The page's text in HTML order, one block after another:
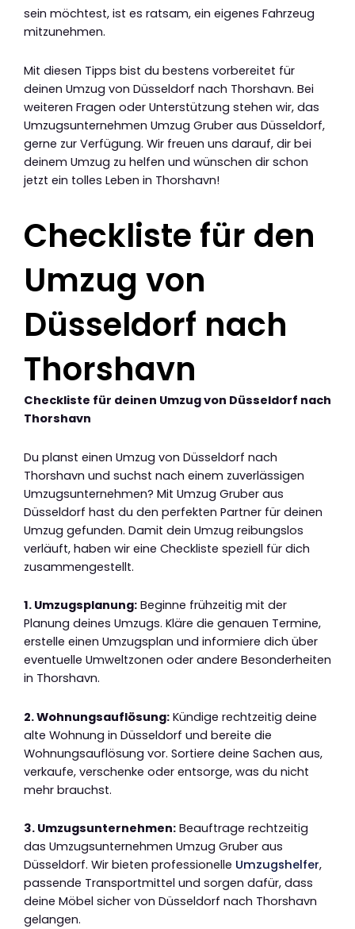
sein möchtest, ist es ratsam, ein eigenes Fahrzeug
mitzunehmen.
Mit diesen Tipps bist du bestens vorbereitet für
deinen Umzug von Düsseldorf nach Thorshavn. Bei
weiteren Fragen oder Unterstützung stehen wir, das
Umzugsunternehmen Umzug Gruber aus Düsseldorf,
gerne zur Verfügung. Wir freuen uns darauf, dir bei
deinem Umzug zu helfen und wünschen dir schon
jetzt ein tolles Leben in Thorshavn!
Checkliste für den
Umzug von
Düsseldorf nach
Thorshavn
Checkliste für deinen Umzug von Düsseldorf nach
Thorshavn
Du planst einen Umzug von Düsseldorf nach
Thorshavn und suchst nach einem zuverlässigen
Umzugsunternehmen? Mit Umzug Gruber aus
Düsseldorf hast du den perfekten Partner für deinen
Umzug gefunden. Damit dein Umzug reibungslos
verläuft, haben wir eine Checkliste speziell für dich
zusammengestellt.
1. Umzugsplanung: Beginne frühzeitig mit der
Planung deines Umzugs. Kläre die genauen Termine,
erstelle einen Umzugsplan und informiere dich über
eventuelle Umweltzonen oder andere Besonderheiten
in Thorshavn.
2. Wohnungsauflösung: Kündige rechtzeitig deine
alte Wohnung in Düsseldorf und bereite die
Wohnungsauflösung vor. Sortiere deine Sachen aus,
verkaufe, verschenke oder entsorge, was du nicht
mehr brauchst.
3. Umzugsunternehmen: Beauftrage rechtzeitig
das Umzugsunternehmen Umzug Gruber aus
Düsseldorf. Wir bieten professionelle Umzugshelfer,
passende Transportmittel und sorgen dafür, dass
deine Möbel sicher von Düsseldorf nach Thorshavn
gelangen.